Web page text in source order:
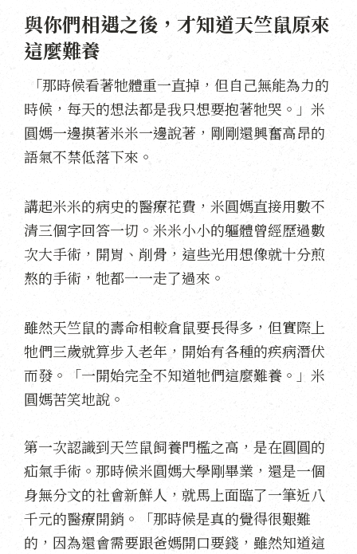
與你們相遇之後，才知道天竺鼠原來
這麼難養
「那時候看著牠體重一直掉，但自己無能為力的
時候，每天的想法都是我只想要抱著牠哭。」米
圓媽一邊摸著米米一邊說著，剛剛還興奮高昂的
語氣不禁低落下來。
講起米米的病史的醫療花費，米圓媽直接用數不
清三個字回答一切。米米小小的軀體曾經歷過數
次大手術，開胃、削骨，這些光用想像就十分煎
熬的手術，牠都一一走了過來。
雖然天竺鼠的壽命相較倉鼠要長得多，但實際上
牠們三歲就算步入老年，開始有各種的疾病潛伏
而發。「一開始完全不知道牠們這麼難養。」米
圓媽苦笑地說。
第一次認識到天竺鼠飼養門檻之高，是在圓圓的
疝氣手術。那時候米圓媽大學剛畢業，還是一個
身無分文的社會新鮮人，就馬上面臨了一筆近八
千元的醫療開銷。「那時候是真的覺得很艱難
的，因為還會需要跟爸媽開口要錢，雖然知道這